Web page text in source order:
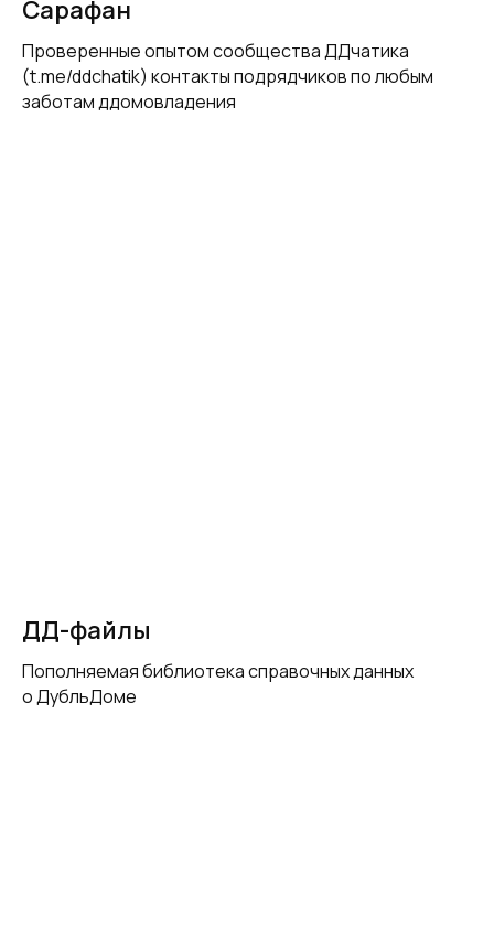
Сарафан
Проверенные опытом сообщества ДДчатика
(t.me/ddchatik) контакты подрядчиков по любым
заботам ддомовладения
ДД-файлы
Пополняемая библиотека справочных данных
о ДубльДоме